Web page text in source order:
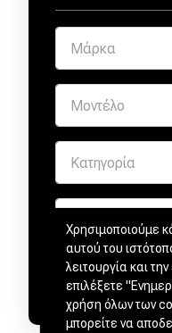
Χρησιμοποιούμε
αυτού του
λειτουργία και
επιλέξετε
χρήση όλων των
μπορείτε να